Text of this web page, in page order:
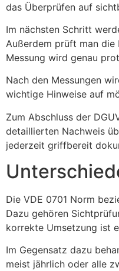
das Überprüfen auf
Im nächsten Schritt
Außerdem prüft man die
Messung wird genau
Nach den Messungen
wichtige Hinweise auf
Zum Abschluss der
detaillierten Nachweis
jederzeit griffbereit
Die VDE 0701 Norm
Dazu gehören
korrekte Umsetzung ist
Im Gegensatz dazu
meist jährlich oder alle